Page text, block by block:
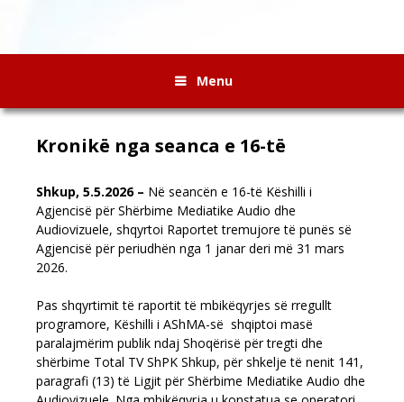
Menu
Kronikë nga seanca e 16-të
Shkup, 5.5.2026 – Në seancën e 16-të Këshilli i
Agjencisë për Shërbime Mediatike Audio dhe
Audiovizuele, shqyrtoi Raportet tremujore të punës së
Agjencisë për periudhën nga 1 janar deri më 31 mars
2026.
Pas shqyrtimit të raportit të mbikëqyrjes së rregullt
programore, Këshilli i AShMA-së shqiptoi masë
paralajmërim publik ndaj Shoqërisë për tregti dhe
shërbime Total TV ShPK Shkup, për shkelje të nenit 141,
paragrafi (13) të Ligjit për Shërbime Mediatike Audio dhe